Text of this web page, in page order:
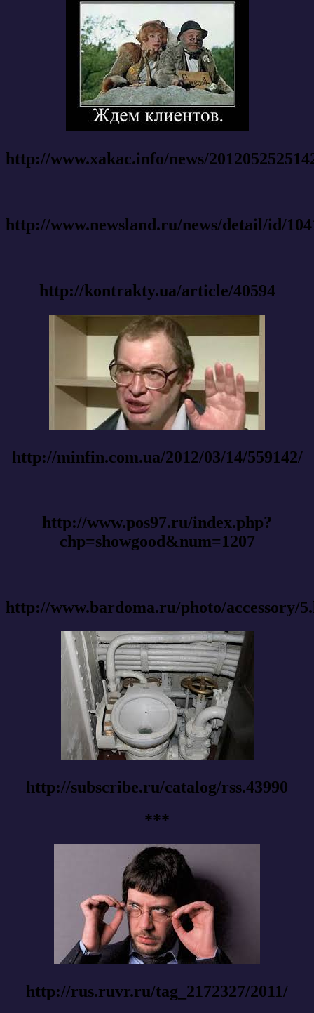
http://www.xakac.info/news/
http://www.newsland.ru/news/detail/id/
http://kontrakty.ua/article/40594
http://minfin.com.ua/2012/03/14/559142/
http://www.pos97.ru/index.php?
chp=showgood&num=1207
http://www.bardoma.ru/photo/accessory/
http://subscribe.ru/catalog/rss.43990
***
http://rus.ruvr.ru/tag_2172327/2011/